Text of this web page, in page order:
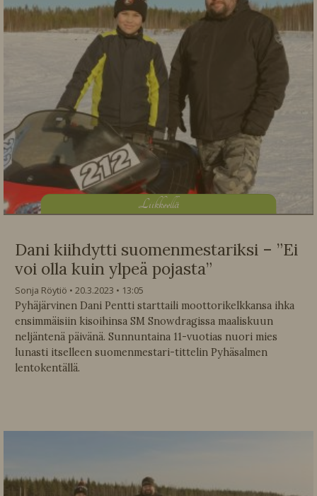
Liikkeellä
Dani kiihdytti suomenmestariksi – ”Ei
voi olla kuin ylpeä pojasta”
Sonja Röytiö 20.3.2023
13:05
Pyhäjärvinen Dani Pentti starttaili moottorikelkkansa ihka
ensimmäisiin kisoihinsa SM Snowdragissa maaliskuun
neljäntenä päivänä. Sunnuntaina 11-vuotias nuori mies
lunasti itselleen suomenmestari-tittelin Pyhäsalmen
lentokentällä.